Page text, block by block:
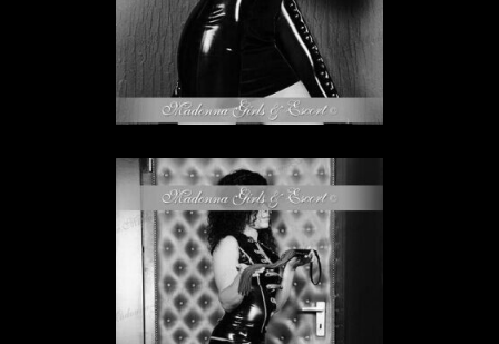
Sklavin Insomnia